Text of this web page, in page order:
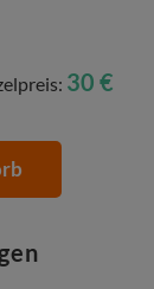
30 €